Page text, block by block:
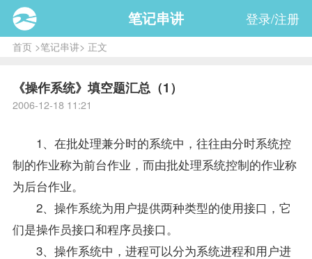
笔记串讲 登录/注册
首页>笔记串讲> 正文
《操作系统》填空题汇总（1）
2006-12-18 11:21
1、在批处理兼分时的系统中，往往由分时系统控
制的作业称为前台作业，而由批处理系统控制的作业称
为后台作业。
2、 操作系统为用户提供两种类型的使用接口，它
们是操作员接口和程序员接口。
3、 操作系统中，进程可以分为系统进程和用户进